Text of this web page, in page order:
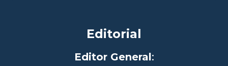
Editorial
Editor General: